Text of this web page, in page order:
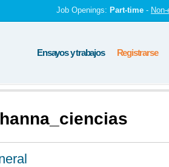
Job Openings: Part-time -
Ensayos y trabajos Registrarse